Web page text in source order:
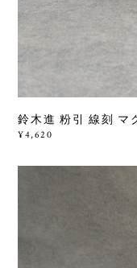
鈴木進 粉引 線刻 マ
¥4,620